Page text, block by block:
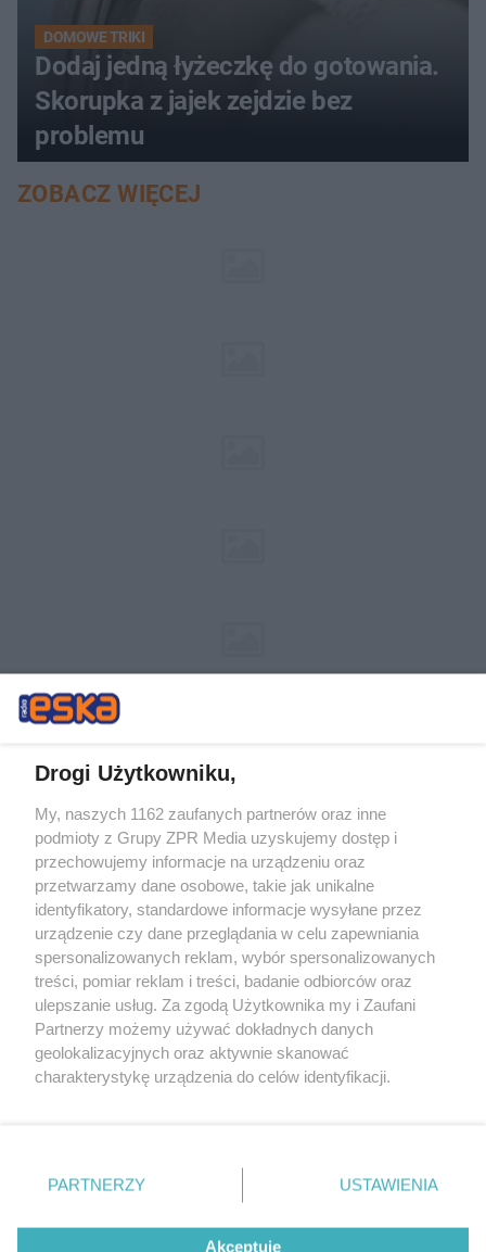
DOMOWE TRIKI
Dodaj jedną łyżeczkę do gotowania.
Skorupka z jajek zejdzie bez
problemu
ZOBACZ WIĘCEJ
Żaden utwór zamieszczony w serwisie nie może być powielany i
rozpowszechniany lub dalej rozpowszechniany w jakikolwiek sposób (w
tym także elektroniczny lub mechaniczny) na jakimkolwiek polu
eksploatacji w jakiejkolwiek formie, włącznie z umieszczaniem w
Internecie bez pisemnej zgody właściciela praw. Jakiekolwiek użycie lub
wykorzystanie utworów w całości lub w części z naruszeniem prawa,
tzn. bez właściwej zgody, jest zabronione pod groźbą kary i może być
ścigane prawnie.
© 2026 Grupa ZPR Media
Drogi Użytkowniku,
My, naszych 1162 zaufanych partnerów oraz inne
podmioty z Grupy ZPR Media uzyskujemy dostęp i
przechowujemy informacje na urządzeniu oraz
przetwarzamy dane osobowe, takie jak unikalne
identyfikatory, standardowe informacje wysyłane przez
urządzenie czy dane przeglądania w celu zapewniania
spersonalizowanych reklam, wybór spersonalizowanych
treści, pomiar reklam i treści, badanie odbiorców oraz
ulepszanie usług. Za zgodą Użytkownika my i Zaufani
Partnerzy możemy używać dokładnych danych
geolokalizacyjnych oraz aktywnie skanować
charakterystykę urządzenia do celów identyfikacji.
zmienić/wycofać klikając przycisk ustawień prywatności
znajdujący się w lewym dolnym rogu strony
rodzaje przetwarzania danych nie wymagają zgody
użytkownika, ale masz prawo sprzeciwić się takiemu
PARTNERZY USTAWIENIA
Akceptuję